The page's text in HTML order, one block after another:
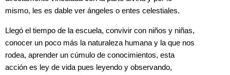
mismo, les es dable ver ángeles o entes celestiales.
Llegó el tiempo de la escuela, convivir con niños y niñas,
conocer un poco más la naturaleza humana y la que nos
rodea, aprender un cúmulo de conocimientos, esta
acción es ley de vida pues leyendo y observando,